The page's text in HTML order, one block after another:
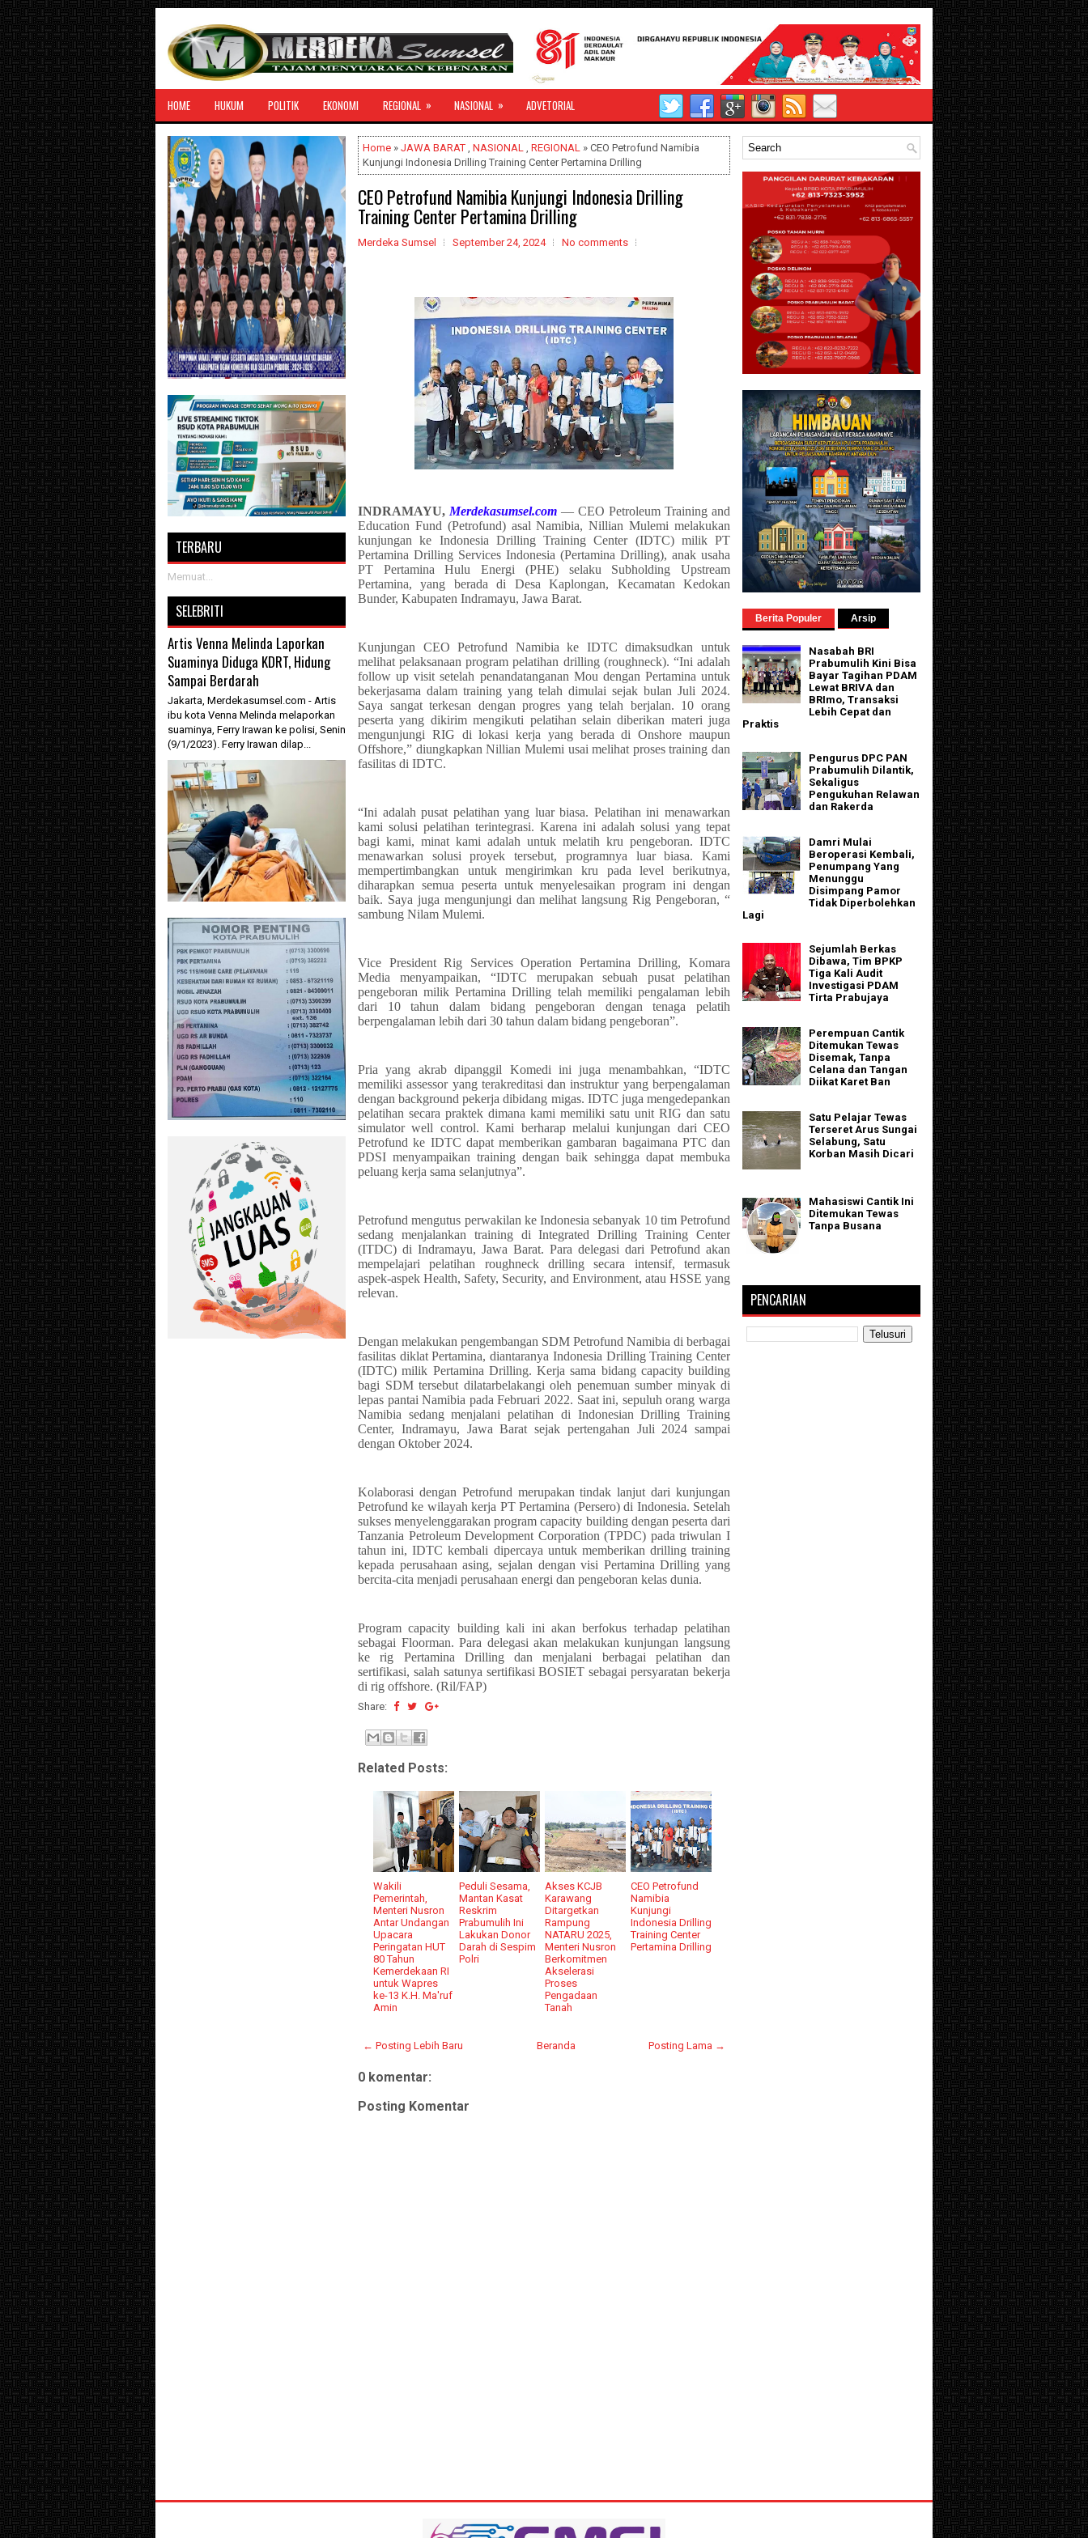
HOME HUKUM POLITIK EKONOMI REGIONAL » NASIONAL » ADVETORIAL
Home » JAWA BARAT , NASIONAL , REGIONAL » CEO Petrofund Namibia
Kunjungi Indonesia Drilling Training Center Pertamina Drilling
CEO Petrofund Namibia Kunjungi Indonesia Drilling
Training Center Pertamina Drilling
Merdeka Sumsel September 24, 2024 No comments
INDRAMAYU, Merdekasumsel.com — CEO Petroleum Training and
Education Fund (Petrofund) asal Namibia, Nillian Mulemi melakukan
kunjungan ke Indonesia Drilling Training Center (IDTC) milik PT
Pertamina Drilling Services Indonesia (Pertamina Drilling), anak usaha
PT Pertamina Hulu Energi (PHE) selaku Subholding Upstream
Pertamina, yang berada di Desa Kaplongan, Kecamatan Kedokan
Bunder, Kabupaten Indramayu, Jawa Barat.
Kunjungan CEO Petrofund Namibia ke IDTC dimaksudkan untuk
melihat pelaksanaan program pelatihan drilling (roughneck). “Ini adalah
follow up visit setelah penandatanganan Mou dengan Pertamina untuk
bekerjasama dalam training yang telah dimulai sejak bulan Juli 2024.
Saya sangat terkesan dengan progres yang telah berjalan. 10 orang
peserta yang dikirim mengikuti pelatihan selain diberikan materi juga
mengunjungi RIG di lokasi kerja yang berada di Onshore maupun
Offshore,” diungkapkan Nillian Mulemi usai melihat proses training dan
fasilitas di IDTC.
“Ini adalah pusat pelatihan yang luar biasa. Pelatihan ini menawarkan
kami solusi pelatihan terintegrasi. Karena ini adalah solusi yang tepat
bagi kami, minat kami adalah untuk melatih kru pengeboran. IDTC
menawarkan solusi proyek tersebut, programnya luar biasa. Kami
mempertimbangkan untuk mengirimkan kru pada level berikutnya,
diharapkan semua peserta untuk menyelesaikan program ini dengan
baik. Saya juga mengunjungi dan melihat langsung Rig Pengeboran, “
sambung Nilam Mulemi.
Vice President Rig Services Operation Pertamina Drilling, Komara
Media menyampaikan, “IDTC merupakan sebuah pusat pelatihan
pengeboran milik Pertamina Drilling telah memiliki pengalaman lebih
dari 10 tahun dalam bidang pengeboran dengan tenaga pelatih
berpengalaman lebih dari 30 tahun dalam bidang pengeboran”.
Pria yang akrab dipanggil Komedi ini juga menambahkan, “IDTC
memiliki assessor yang terakreditasi dan instruktur yang berpengalaman
dengan background pekerja dibidang migas. IDTC juga mengedepankan
pelatihan secara praktek dimana kami memiliki satu unit RIG dan satu
simulator well control. Kami berharap melalui kunjungan dari CEO
Petrofund ke IDTC dapat memberikan gambaran bagaimana PTC dan
PDSI menyampaikan training dengan baik sehingga dapat membuka
peluang kerja sama selanjutnya”.
Petrofund mengutus perwakilan ke Indonesia sebanyak 10 tim Petrofund
sedang menjalankan training di Integrated Drilling Training Center
(ITDC) di Indramayu, Jawa Barat. Para delegasi dari Petrofund akan
mempelajari pelatihan roughneck drilling secara intensif, termasuk
aspek-aspek Health, Safety, Security, and Environment, atau HSSE yang
relevan.
Dengan melakukan pengembangan SDM Petrofund Namibia di berbagai
fasilitas diklat Pertamina, diantaranya Indonesia Drilling Training Center
(IDTC) milik Pertamina Drilling. Kerja sama bidang capacity building
bagi SDM tersebut dilatarbelakangi oleh penemuan sumber minyak di
lepas pantai Namibia pada Februari 2022. Saat ini, sepuluh orang warga
Namibia sedang menjalani pelatihan di Indonesian Drilling Training
Center, Indramayu, Jawa Barat sejak pertengahan Juli 2024 sampai
dengan Oktober 2024.
Kolaborasi dengan Petrofund merupakan tindak lanjut dari kunjungan
Petrofund ke wilayah kerja PT Pertamina (Persero) di Indonesia. Setelah
sukses menyelenggarakan program capacity building dengan peserta dari
Tanzania Petroleum Development Corporation (TPDC) pada triwulan I
tahun ini, IDTC kembali dipercaya untuk memberikan drilling training
kepada perusahaan asing, sejalan dengan visi Pertamina Drilling yang
bercita-cita menjadi perusahaan energi dan pengeboran kelas dunia.
Program capacity building kali ini akan berfokus terhadap pelatihan
sebagai Floorman. Para delegasi akan melakukan kunjungan langsung
ke rig Pertamina Drilling dan menjalani berbagai pelatihan dan
sertifikasi, salah satunya sertifikasi BOSIET sebagai persyaratan bekerja
di rig offshore. (Ril/FAP)
Share:
Related Posts:
Wakili
Pemerintah,
Menteri Nusron
Antar Undangan
Upacara
Peringatan HUT
80 Tahun
Kemerdekaan RI
untuk Wapres
ke-13 K.H. Ma'ruf
Amin
Peduli Sesama,
Mantan Kasat
Reskrim
Prabumulih Ini
Lakukan Donor
Darah di Sespim
Polri
Akses KCJB
Karawang
Ditargetkan
Rampung
NATARU 2025,
Menteri Nusron
Berkomitmen
Akselerasi
Proses
Pengadaan
Tanah
CEO Petrofund
Namibia
Kunjungi
Indonesia Drilling
Training Center
Pertamina Drilling
← Posting Lebih Baru Posting Lama →
Beranda
0 komentar:
Posting Komentar
TERBARU
Memuat...
SELEBRITI
Artis Venna Melinda Laporkan
Suaminya Diduga KDRT, Hidung
Sampai Berdarah
Jakarta, Merdekasumsel.com - Artis
ibu kota Venna Melinda melaporkan
suaminya, Ferry Irawan ke polisi, Senin
(9/1/2023). Ferry Irawan dilap...
Berita Populer Arsip
Nasabah BRI
Prabumulih Kini Bisa
Bayar Tagihan PDAM
Lewat BRIVA dan
BRImo, Transaksi
Lebih Cepat dan
Praktis
Pengurus DPC PAN
Prabumulih Dilantik,
Sekaligus
Pengukuhan Relawan
dan Rakerda
Damri Mulai
Beroperasi Kembali,
Penumpang Yang
Menunggu
Disimpang Pamor
Tidak Diperbolehkan
Lagi
Sejumlah Berkas
Dibawa, Tim BPKP
Tiga Kali Audit
Investigasi PDAM
Tirta Prabujaya
Perempuan Cantik
Ditemukan Tewas
Disemak, Tanpa
Celana dan Tangan
Diikat Karet Ban
Satu Pelajar Tewas
Terseret Arus Sungai
Selabung, Satu
Korban Masih Dicari
Mahasiswi Cantik Ini
Ditemukan Tewas
Tanpa Busana
PENCARIAN